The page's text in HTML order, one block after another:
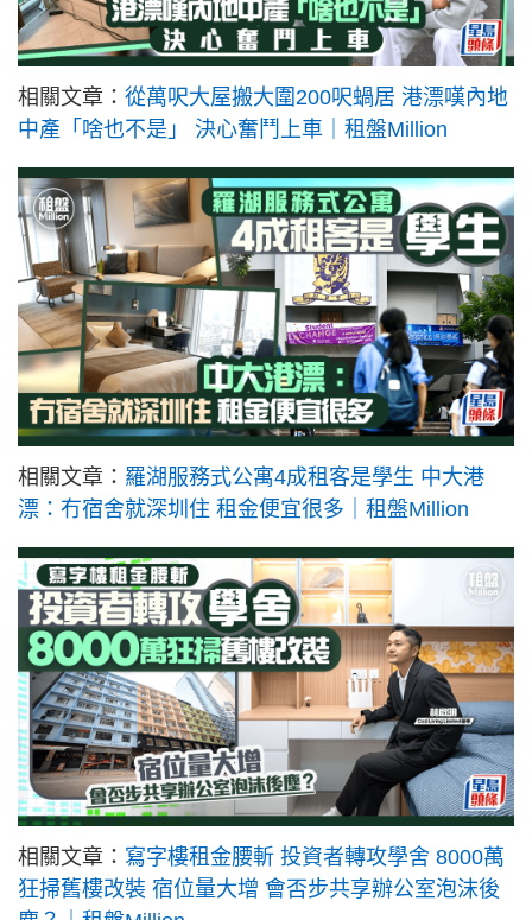
相關文章： 從萬呎大屋搬大圍200呎蝸居 港漂嘆內地
中產「啥也不是」 決心奮鬥上車｜租盤Million
相關文章： 羅湖服務式公寓4成租客是學生 中大港
漂：冇宿舍就深圳住 租金便宜很多｜租盤Million
相關文章： 寫字樓租金腰斬 投資者轉攻學舍 8000萬
狂掃舊樓改裝 宿位量大增 會否步共享辦公室泡沫後